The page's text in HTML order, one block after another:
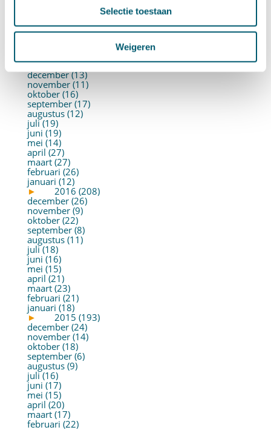
Selectie toestaan
Weigeren
april (22)
maart (10)
►
2017 (213)
december (13)
november (11)
oktober (16)
september (17)
augustus (12)
juli (19)
juni (19)
mei (14)
april (27)
maart (27)
februari (26)
januari (12)
►
2016 (208)
december (26)
november (9)
oktober (22)
september (8)
augustus (11)
juli (18)
juni (16)
mei (15)
april (21)
maart (23)
februari (21)
januari (18)
►
2015 (193)
december (24)
november (14)
oktober (18)
september (6)
augustus (9)
juli (16)
juni (17)
mei (15)
april (20)
maart (17)
februari (22)